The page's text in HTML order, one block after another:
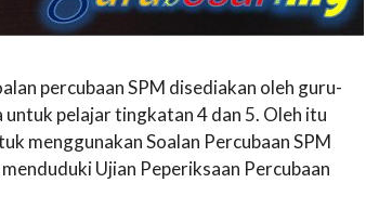
percubaan SPM disediakan oleh guru-
pelajar tingkatan 4 dan 5. Oleh itu
menggunakan Soalan Percubaan SPM
Ujian Peperiksaan Percubaan